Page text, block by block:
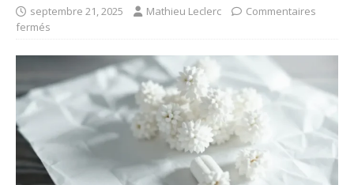
septembre 21, 2025 Mathieu Leclerc
Commentaires
fermés